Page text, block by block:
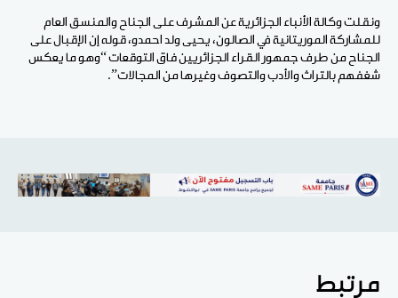
ونقلت وكالة الأنباء الجزائرية عن المشرف على الجناح والمنسق العام
للمشاركة الموريتانية في الصالون، يحيى ولد احمدو، قوله إن الإقبال على
الجناح من طرف جمهور القراء الجزائريين فاق التوقعات “وهو ما يعكس
شغفهم بالتراث والأدب والتصوف وغيرها من المجالات”.
مرتبط